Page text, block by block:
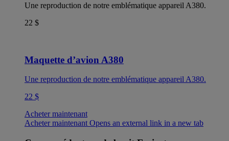
Une reproduction de notre emblématique appareil A380.
22 $
Maquette d’avion A380
Une reproduction de notre emblématique appareil A380.
22 $
Acheter maintenant
Acheter maintenant Opens an external link in a new tab